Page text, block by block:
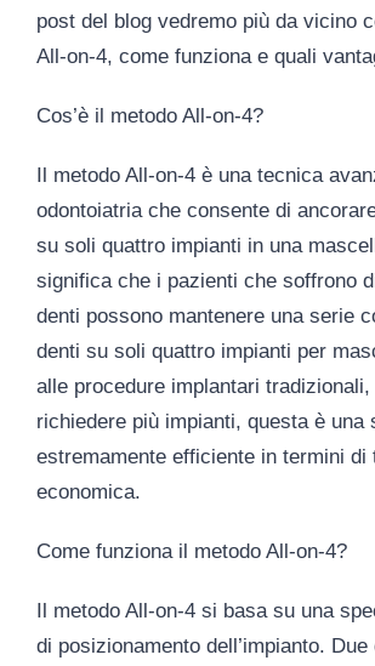
post del blog vedremo più da vicino
All-on-4, come funziona e quali
Cos’è il metodo All-on-4?
Il metodo All-on-4 è una tecnica
odontoiatria che consente di
su soli quattro impianti in una
significa che i pazienti che soffrono
denti possono mantenere una serie
denti su soli quattro impianti per
alle procedure implantari
richiedere più impianti, questa è una
estremamente efficiente in termini di
economica.
Come funziona il metodo All-on-4?
Il metodo All-on-4 si basa su una
di posizionamento dell’impianto.